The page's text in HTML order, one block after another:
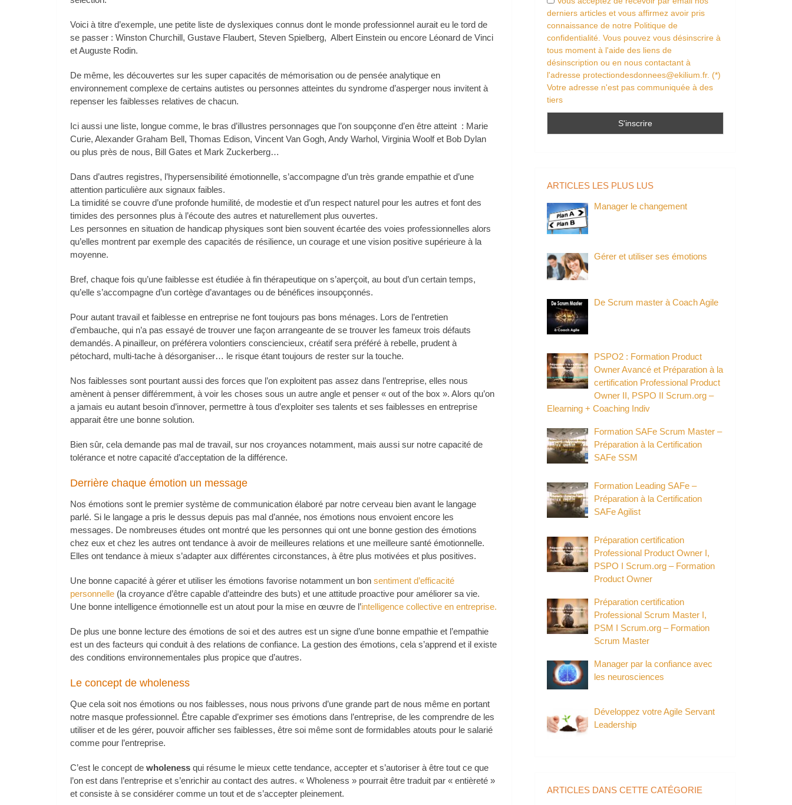
Voici à titre d’exemple, une petite liste de dyslexiques connus dont le monde professionnel aurait eu le tord de
se passer : Winston Churchill, Gustave Flaubert, Steven Spielberg, Albert Einstein ou encore Léonard de Vinci
et Auguste Rodin.
De même, les découvertes sur les super capacités de mémorisation ou de pensée analytique en
environnement complexe de certains autistes ou personnes atteintes du syndrome d’asperger nous invitent à
repenser les faiblesses relatives de chacun.
Ici aussi une liste, longue comme, le bras d’illustres personnages que l’on soupçonne d’en être atteint : Marie
Curie, Alexander Graham Bell, Thomas Edison, Vincent Van Gogh, Andy Warhol, Virginia Woolf et Bob Dylan
ou plus près de nous, Bill Gates et Mark Zuckerberg…
Dans d’autres registres, l’hypersensibilité émotionnelle, s’accompagne d’un très grande empathie et d’une
attention particulière aux signaux faibles.
La timidité se couvre d’une profonde humilité, de modestie et d’un respect naturel pour les autres et font des
timides des personnes plus à l’écoute des autres et naturellement plus ouvertes.
Les personnes en situation de handicap physiques sont bien souvent écartée des voies professionnelles alors
qu’elles montrent par exemple des capacités de résilience, un courage et une vision positive supérieure à la
moyenne.
Bref, chaque fois qu’une faiblesse est étudiée à fin thérapeutique on s’aperçoit, au bout d’un certain temps,
qu’elle s’accompagne d’un cortège d’avantages ou de bénéfices insoupçonnés.
Pour autant travail et faiblesse en entreprise ne font toujours pas bons ménages. Lors de l’entretien
d’embauche, qui n’a pas essayé de trouver une façon arrangeante de se trouver les fameux trois défauts
demandés. A pinailleur, on préférera volontiers consciencieux, créatif sera préféré à rebelle, prudent à
pétochard, multi-tache à désorganiser… le risque étant toujours de rester sur la touche.
Nos faiblesses sont pourtant aussi des forces que l’on exploitent pas assez dans l’entreprise, elles nous
amènent à penser différemment, à voir les choses sous un autre angle et penser « out of the box ». Alors qu’on
a jamais eu autant besoin d’innover, permettre à tous d’exploiter ses talents et ses faiblesses en entreprise
apparait être une bonne solution.
Bien sûr, cela demande pas mal de travail, sur nos croyances notamment, mais aussi sur notre capacité de
tolérance et notre capacité d’acceptation de la différence.
Derrière chaque émotion un message
Nos émotions sont le premier système de communication élaboré par notre cerveau bien avant le langage
parlé. Si le langage a pris le dessus depuis pas mal d’année, nos émotions nous envoient encore les
messages. De nombreuses études ont montré que les personnes qui ont une bonne gestion des émotions
chez eux et chez les autres ont tendance à avoir de meilleures relations et une meilleure santé émotionnelle.
Elles ont tendance à mieux s’adapter aux différentes circonstances, à être plus motivées et plus positives.
Une bonne capacité à gérer et utiliser les émotions favorise notamment un bonsentiment d’efficacité
personnelle (la croyance d’être capable d’atteindre des buts) et une attitude proactive pour améliorer sa vie.
Une bonne intelligence émotionnelle est un atout pour la mise en œuvre de l’intelligence collective en entreprise.
De plus une bonne lecture des émotions de soi et des autres est un signe d’une bonne empathie et l’empathie
est un des facteurs qui conduit à des relations de confiance. La gestion des émotions, cela s’apprend et il existe
des conditions environnementales plus propice que d’autres.
Le concept de wholeness
Que cela soit nos émotions ou nos faiblesses, nous nous privons d’une grande part de nous même en portant
notre masque professionnel. Être capable d’exprimer ses émotions dans l’entreprise, de les comprendre de les
utiliser et de les gérer, pouvoir afficher ses faiblesses, être soi même sont de formidables atouts pour le salarié
comme pour l’entreprise.
C’est le concept dewholenessqui résume le mieux cette tendance, accepter et s’autoriser à être tout ce que
l’on est dans l’entreprise et s’enrichir au contact des autres. « Wholeness » pourrait être traduit par « entièreté »
et consiste à se considérer comme un tout et de s’accepter pleinement.
derniers articles et vous affirmez avoir pris
connaissance de notre Politique de
confidentialité. Vous pouvez vous désinscrire à
tous moment à l'aide des liens de
désinscription ou en nous contactant à
l'adresse protectiondesdonnees@ekilium.fr. (*)
Votre adresse n'est pas communiquée à des
tiers
ARTICLES LES PLUS LUS
Manager le changement
Gérer et utiliser ses émotions
De Scrum master à Coach Agile
PSPO2 : Formation Product
Owner Avancé et Préparation à la
certification Professional Product
Owner II, PSPO II Scrum.org –
Elearning + Coaching Indiv
Formation SAFe Scrum Master –
Préparation à la Certification
SAFe SSM
Formation Leading SAFe –
Préparation à la Certification
SAFe Agilist
Préparation certification
Professional Product Owner I,
PSPO I Scrum.org – Formation
Product Owner
Préparation certification
Professional Scrum Master I,
PSM I Scrum.org – Formation
Scrum Master
Manager par la confiance avec
les neurosciences
Développez votre Agile Servant
Leadership
ARTICLES DANS CETTE CATÉGORIE